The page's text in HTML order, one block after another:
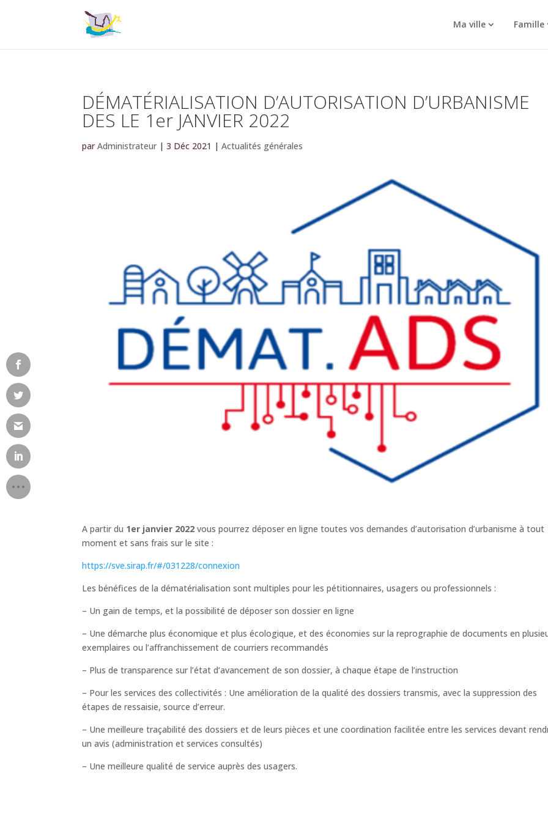
Ma ville Famille
DÉMATÉRIALISATION D’AUTORISATION D’URBANISME
DES LE 1er JANVIER 2022
parAdministrateur |3 Déc 2021 |Actualités générales
A partir du 1er janvier 2022 vous pourrez déposer en ligne toutes vos demandes d’autorisation d’urbanisme à tout
moment et sans frais sur le site :
https://sve.sirap.fr/#/031228/connexion
Les bénéfices de la dématérialisation sont multiples pour les pétitionnaires, usagers ou professionnels :
– Un gain de temps, et la possibilité de déposer son dossier en ligne
– Une démarche plus économique et plus écologique, et des économies sur la reprographie de documents en
exemplaires ou l’affranchissement de courriers recommandés
– Plus de transparence sur l’état d’avancement de son dossier, à chaque étape de l’instruction
– Pour les services des collectivités : Une amélioration de la qualité des dossiers transmis, avec la suppression des
étapes de ressaisie, source d’erreur.
– Une meilleure traçabilité des dossiers et de leurs pièces et une coordination facilitée entre les services devant
un avis (administration et services consultés)
– Une meilleure qualité de service auprès des usagers.